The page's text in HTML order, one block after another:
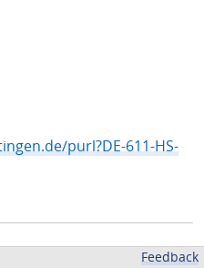
purl?DE-611-HS-
Feedback